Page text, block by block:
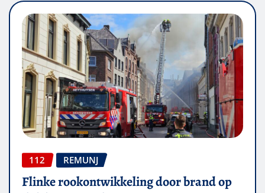
112 REMUNJ
Flinke rookontwikkeling door brand op